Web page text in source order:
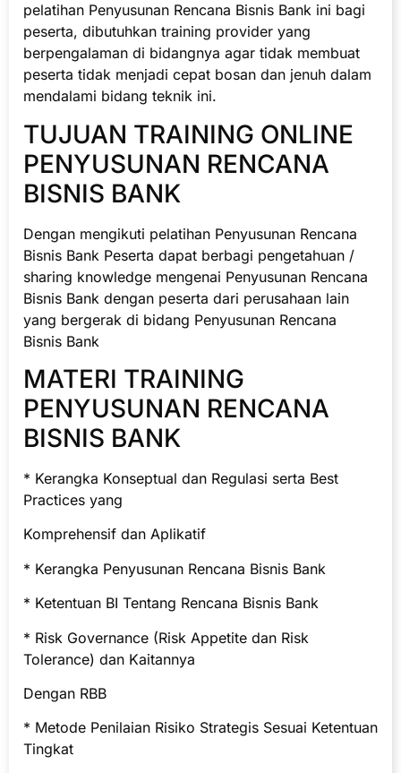
pelatihan Penyusunan Rencana Bisnis Bank ini bagi
peserta, dibutuhkan training provider yang
berpengalaman di bidangnya agar tidak membuat
peserta tidak menjadi cepat bosan dan jenuh dalam
mendalami bidang teknik ini.
TUJUAN TRAINING ONLINE
PENYUSUNAN RENCANA
BISNIS BANK
Dengan mengikuti pelatihan Penyusunan Rencana
Bisnis Bank Peserta dapat berbagi pengetahuan /
sharing knowledge mengenai Penyusunan Rencana
Bisnis Bank dengan peserta dari perusahaan lain
yang bergerak di bidang Penyusunan Rencana
Bisnis Bank
MATERI TRAINING
PENYUSUNAN RENCANA
BISNIS BANK
* Kerangka Konseptual dan Regulasi serta Best
Practices yang
Komprehensif dan Aplikatif
* Kerangka Penyusunan Rencana Bisnis Bank
* Ketentuan BI Tentang Rencana Bisnis Bank
* Risk Governance (Risk Appetite dan Risk
Tolerance) dan Kaitannya
Dengan RBB
* Metode Penilaian Risiko Strategis Sesuai Ketentuan
Tingkat